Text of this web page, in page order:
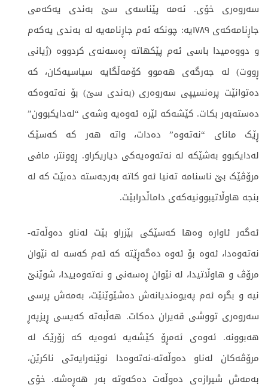
سەروەری خۆی. ئەمە پێناسەی سێ بەندی یەکەمی
جاڕنامەکەی ١٧٨٩یە: چونکە ئەم جاڕنامەیە لە بەندی یەکەم
و دووەمیدا باسی ئەم پێکهاتە ڕەسەنەی کردووە (ژیانی
ڕووت) لە جەرگەی هەموو کۆمەڵگایە سیاسیەکان، کە
دەتوانێت پرەنسیپی سەروەری (بەندی سێ) بۆ نەتەوەکە
دەستەبەر بکات. کێشەکە لێرە ئەوەیە وشەی “لەدایکبوون”
ڕێک مانای “نەتەوە” دەدات، واتە هەر کە کەسێک
لەدایکبوو بەشێکە لە نەتەوەیەکی دیاریکراو. ڕوونتر، مافی
مرۆڤێک بێ ناسنامە تەنیا ئەو کاتە بەرجەستە دەبێت کە لە
بنجە هاوڵاتیبوونیەکەی داماڵدرابێت.
ئەگەر ئاوارە وەها کەسێکی بێزراو بێت لەناو دەوڵەتە-
نەتەوەدا، ئەوە بۆ ئەوە دەگەڕێتە کە ئەم کەسە لە نێوان
مرۆڤ و هاوڵاتیدا، لە نێوان ڕەسەنی و نەتەوەییدا، شوێنێ
نیە و بگرە ئەم پەیوەندیانەش دەشێوێنێت، بەمەش پرسی
سەروەری تووشی قەیران دەکات. هەڵبەتە کەیسی ڕیزپەڕ
هەبوونە. ئەوەی ئەمڕۆ کێشەیە ئەوەیە کە زۆرێک لە
مرۆڤەکان لەناو دەوڵەتە-نەتەوەدا نوێنەرایەتی ناکرێن،
بەمەش شیرازەی دەوڵەت دەکەوتە بەر هەڕەشە. خۆی